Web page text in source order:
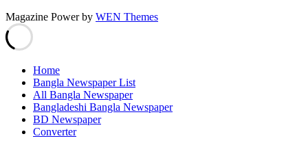
Magazine Power by WEN Themes
Home
Bangla Newspaper List
All Bangla Newspaper
Bangladeshi Bangla Newspaper
BD Newspaper
Converter